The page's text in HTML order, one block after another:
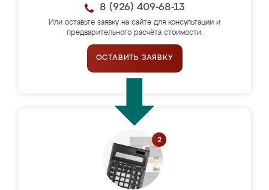
8 (926) 409-68-13
Или оставьте заявку на сайте для консультации и
предварительного расчёта стоимости.
ОСТАВИТЬ ЗАЯВКУ